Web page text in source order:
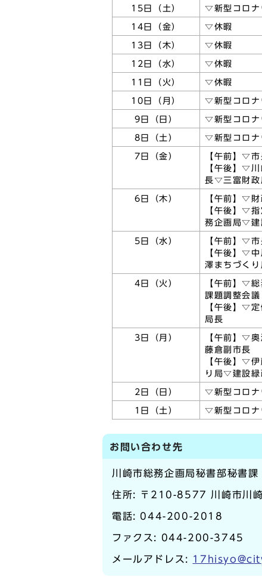
15日（土） ▽新型コロナ
14日（金） ▽休暇
13日（木） ▽休暇
12日（水） ▽休暇
11日（火） ▽休暇
10日（月） ▽新型コロナ
9日（日） ▽新型コロナ
8日（土） ▽新型コロナ
7日（金）
【午前】▽
【午後】▽
長▽三富財政
6日（木）
【午前】▽
【午後】▽
務企画局▽
5日（水）
【午前】▽
【午後】▽
澤まちづく
4日（火）
【午前】▽
課題調整会議
【午後】▽
局長
3日（月）
【午前】▽
藤倉副市長
【午後】▽
り局▽建設
2日（日） ▽新型コロナ
1日（土） ▽新型コロナ
お問い合わせ先
川崎市総務企画局秘書部秘書課
住所: 〒210-8577 川崎市川
電話: 044-200-2018
ファクス: 044-200-3745
メールアドレス: